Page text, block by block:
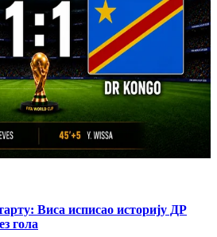
Виса исписао историју ДР
гола